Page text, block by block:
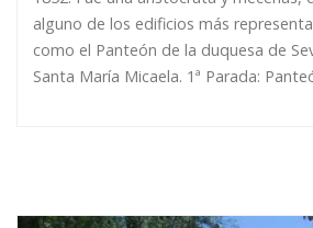
alguno de los edificios más
como el Panteón de la duquesa de
Santa María Micaela. 1ª Parada: